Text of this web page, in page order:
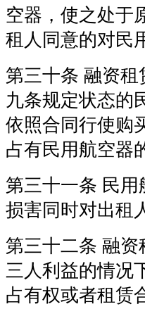
空器，使之处于
租人同意的对民
第三十条 融资
九条规定状态的
依照合同行使购
占有民用航空器
第三十一条 民
损害同时对出租
第三十二条 融
三人利益的情况
占有权或者租赁